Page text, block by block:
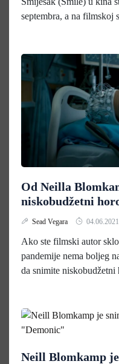
septembra, a na filmskoj
Od Neilla
niskobudžetni
Sead Vegara
Ako ste filmski autor
pandemije nema boljeg
da snimite niskobudžetni
Neill Blomkamp